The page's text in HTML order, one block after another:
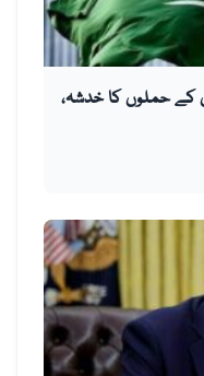
کے حملوں کا خدشہ،